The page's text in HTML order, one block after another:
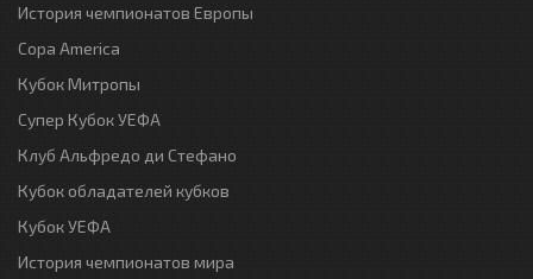
История чемпионатов Европы
Copa America
Кубок Митропы
Супер Кубок УЕФА
Клуб Альфредо ди Стефано
Кубок обладателей кубков
Кубок УЕФА
История чемпионатов мира